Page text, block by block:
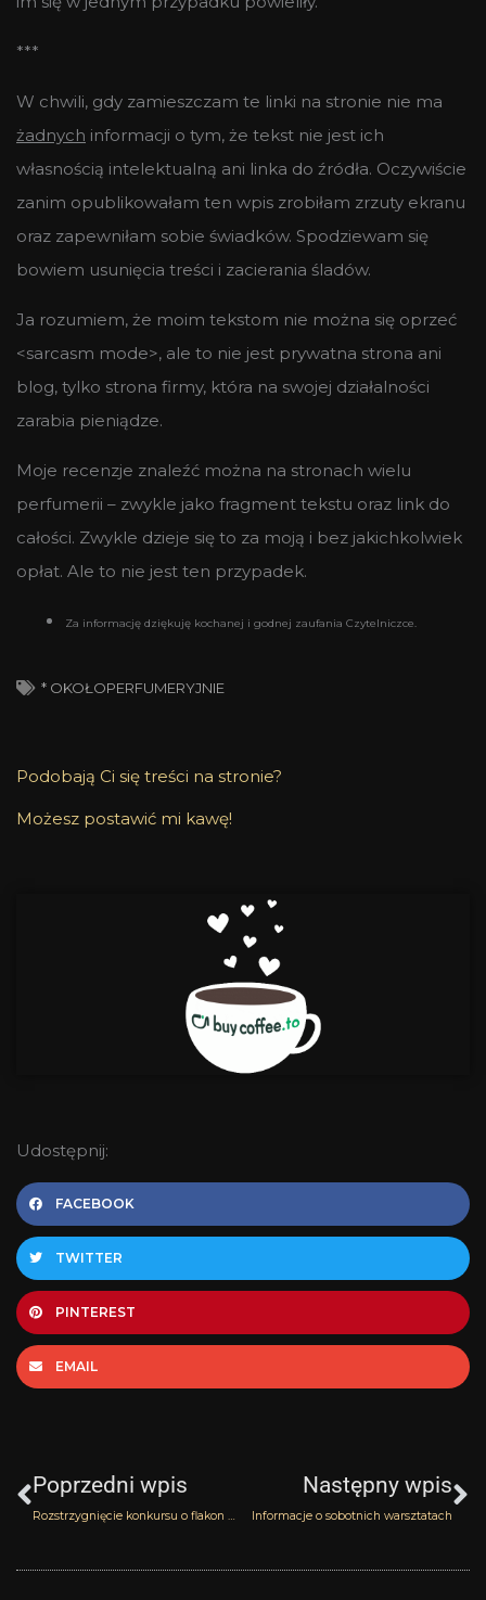
***
W chwili, gdy zamieszczam te linki na stronie nie ma
żadnych informacji o tym, że tekst nie jest ich
własnością intelektualną ani linka do źródła. Oczywiście
zanim opublikowałam ten wpis zrobiłam zrzuty ekranu
oraz zapewniłam sobie świadków. Spodziewam się
bowiem usunięcia treści i zacierania śladów.
Ja rozumiem, że moim tekstom nie można się oprzeć
<sarcasm mode>, ale to nie jest prywatna strona ani
blog, tylko strona firmy, która na swojej działalności
zarabia pieniądze.
Moje recenzje znaleźć można na stronach wielu
perfumerii – zwykle jako fragment tekstu oraz link do
całości. Zwykle dzieje się to za moją i bez jakichkolwiek
opłat. Ale to nie jest ten przypadek.
Za informację dziękuję kochanej i godnej zaufania Czytelniczce.
* OKOŁOPERFUMERYJNIE
Podobają Ci się treści na stronie?
Możesz postawić mi kawę!
Udostępnij:
FACEBOOK
TWITTER
PINTEREST
EMAIL
Poprzedni wpis
Rozstrzygnięcie konkursu o flakon Queen Secret Ramon Molvizar
Następny wpis
Informacje o sobotnich warsztatach